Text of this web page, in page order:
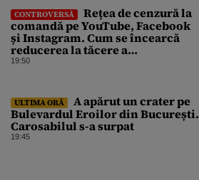
CONTROVERSĂ
Rețea de cenzură la
comandă pe YouTube, Facebook
și Instagram. Cum se încearcă
reducerea la tăcere a
investigațiilor de presă de pe
19:50
ULTIMA ORĂ
A apărut un crater pe
Bulevardul Eroilor din București.
Carosabilul s-a surpat
19:45